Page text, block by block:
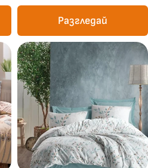
Разгледай